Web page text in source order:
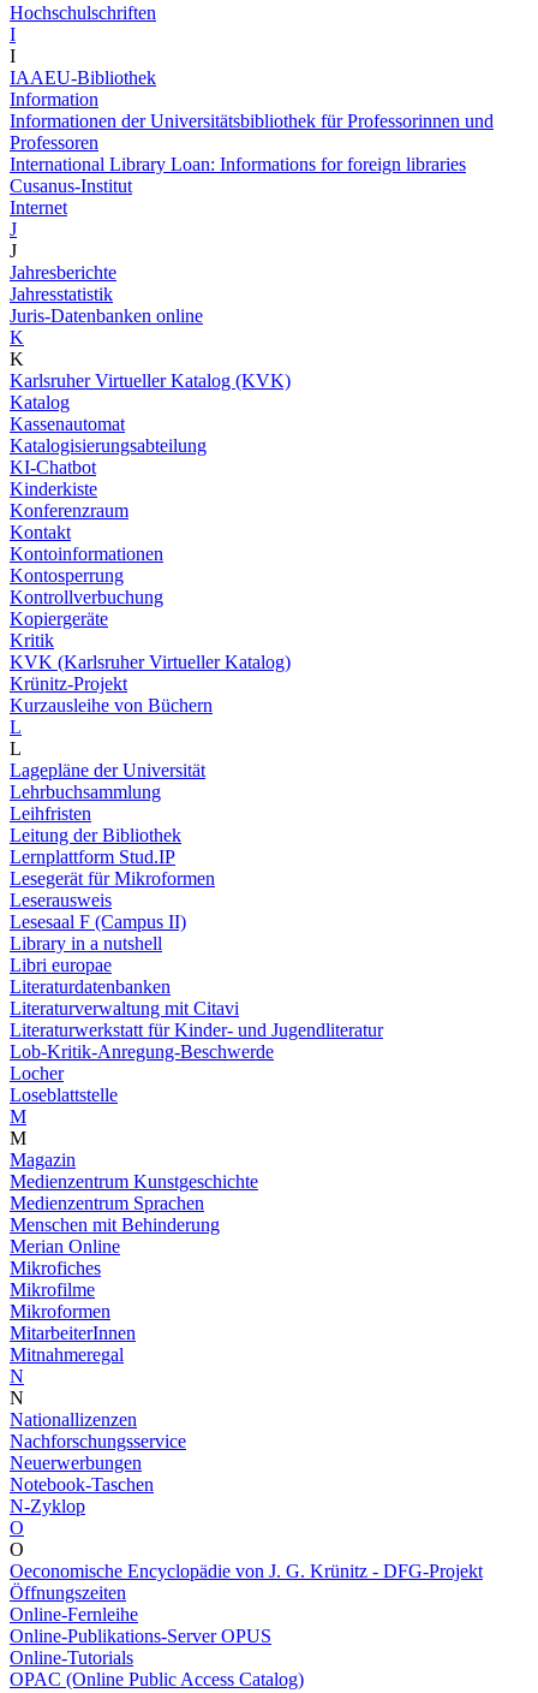
Hochschulschriften
I
I
IAAEU-Bibliothek
Information
Informationen der Universitätsbibliothek für Professorinnen und
Professoren
International Library Loan: Informations for foreign libraries
Cusanus-Institut
Internet
J
J
Jahresberichte
Jahresstatistik
Juris-Datenbanken online
K
K
Karlsruher Virtueller Katalog (KVK)
Katalog
Kassenautomat
Katalogisierungsabteilung
KI-Chatbot
Kinderkiste
Konferenzraum
Kontakt
Kontoinformationen
Kontosperrung
Kontrollverbuchung
Kopiergeräte
Kritik
KVK (Karlsruher Virtueller Katalog)
Krünitz-Projekt
Kurzausleihe von Büchern
L
L
Lagepläne der Universität
Lehrbuchsammlung
Leihfristen
Leitung der Bibliothek
Lernplattform Stud.IP
Lesegerät für Mikroformen
Leserausweis
Lesesaal F (Campus II)
Library in a nutshell
Libri europae
Literaturdatenbanken
Literaturverwaltung mit Citavi
Literaturwerkstatt für Kinder- und Jugendliteratur
Lob-Kritik-Anregung-Beschwerde
Locher
Loseblattstelle
M
M
Magazin
Medienzentrum Kunstgeschichte
Medienzentrum Sprachen
Menschen mit Behinderung
Merian Online
Mikrofiches
Mikrofilme
Mikroformen
MitarbeiterInnen
Mitnahmeregal
N
N
Nationallizenzen
Nachforschungsservice
Neuerwerbungen
Notebook-Taschen
N-Zyklop
O
O
Oeconomische Encyclopädie von J. G. Krünitz - DFG-Projekt
Öffnungszeiten
Online-Fernleihe
Online-Publikations-Server OPUS
Online-Tutorials
OPAC (Online Public Access Catalog)